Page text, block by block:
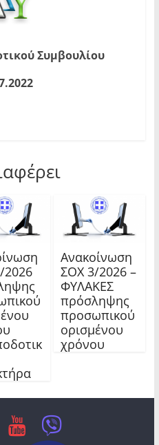
Συμβουλίου
Ανακοίνωση
ΣΟΧ 3/2026 –
ΦΥΛΑΚΕΣ
πρόσληψης
προσωπικού
ορισμένου
χρόνου